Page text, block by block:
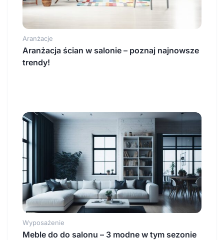
Aranżacje
Aranżacja ścian w salonie – poznaj najnowsze
trendy!
Wyposażenie
Meble do do salonu – 3 modne w tym sezonie